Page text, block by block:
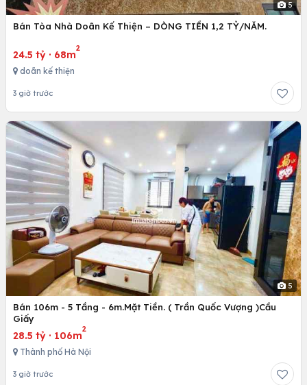
5
Bán Tòa Nhà Doãn Kế Thiện – DÒNG TIỀN 1,2 TỶ/NĂM.
24.5 tỷ · 68m
2
doãn kế thiện
3 giờ trước
5
Bán 106m - 5 Tầng - 6m.Mặt Tiền. ( Trần Quốc Vượng )Cầu
Giấy
28.5 tỷ · 106m
2
Thành phố Hà Nội
3 giờ trước